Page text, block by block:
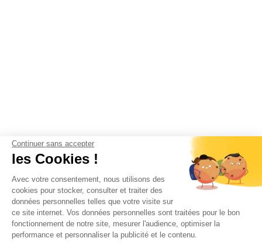
Continuer sans accepter
les Cookies !
Avec votre consentement, nous utilisons des
cookies pour stocker, consulter et traiter des
données personnelles telles que votre visite sur
ce site internet. Vos données personnelles sont traitées pour le bon
fonctionnement de notre site, mesurer l'audience, optimiser la
performance et personnaliser la publicité et le contenu.